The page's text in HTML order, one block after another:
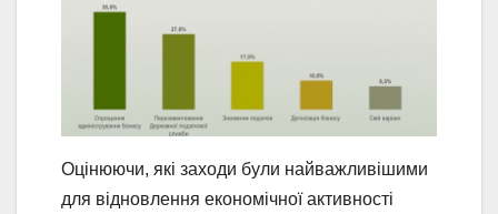
Оцінюючи, які заходи були найважливішими
для відновлення економічної активності